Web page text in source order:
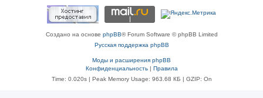
Создано на основе phpBB® Forum Software © phpBB Limited
Русская поддержка phpBB
Моды и расширения phpBB
Конфиденциальность| Правила
Time: 0.020s| Peak Memory Usage: 963.68 КБ | GZIP: On